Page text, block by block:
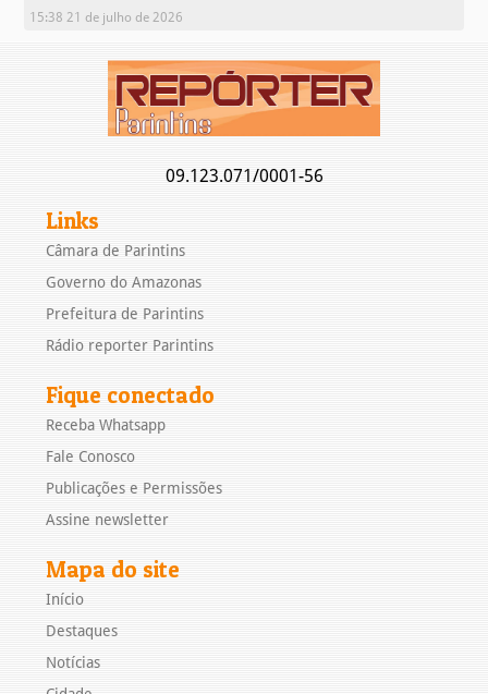
15:38 21 de julho de 2026
09.123.071/0001-56
Links
Câmara de Parintins
Governo do Amazonas
Prefeitura de Parintins
Rádio reporter Parintins
Fique conectado
Receba Whatsapp
Fale Conosco
Publicações e Permissões
Assine newsletter
Mapa do site
Início
Destaques
Notícias